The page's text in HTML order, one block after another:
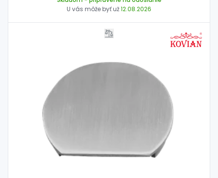
U vás môže byť už12.08.2026